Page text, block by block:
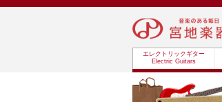
エレクトリックギター
Electric Guitars